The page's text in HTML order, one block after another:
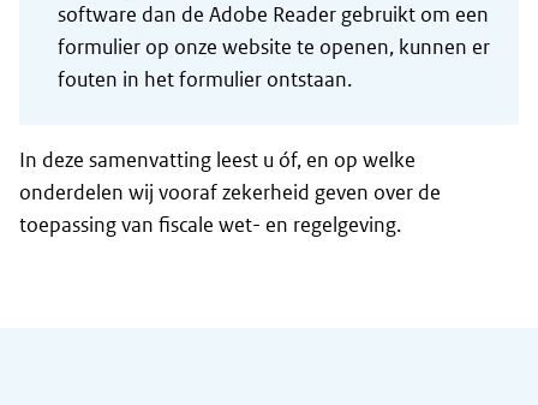
software dan de Adobe Reader gebruikt om een
formulier op onze website te openen, kunnen er
fouten in het formulier ontstaan.
In deze samenvatting leest u óf, en op welke
onderdelen wij vooraf zekerheid geven over de
toepassing van fiscale wet- en regelgeving.